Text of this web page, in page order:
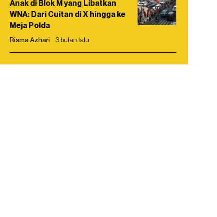
Anak di Blok M yang Libatkan
WNA: Dari Cuitan di X hingga ke
Meja Polda
Risma Azhari 3 bulan lalu